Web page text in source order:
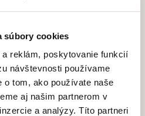
súbory cookies
reklám, poskytovanie funkcií
návštevnosti používame
o tom, ako používate naše
aj našim partnerom v
a analýzy. Títo partneri